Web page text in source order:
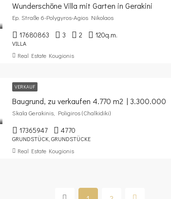
Wunderschöne Villa mit Garten in Gerakini
Ep. Straße 6-Polygyros-Agios Nikolaos
17680863 3 2 120q.m.
VILLA
Real Estate Kougionis
VERKAUF
Baugrund, zu verkaufen 4.770 m2 | 3.300.000
Skala Gerakinis, Poligiros (Chalkidiki)
17365947 4770
GRUNDSTÜCK, GRUNDSTÜCKE
Real Estate Kougionis